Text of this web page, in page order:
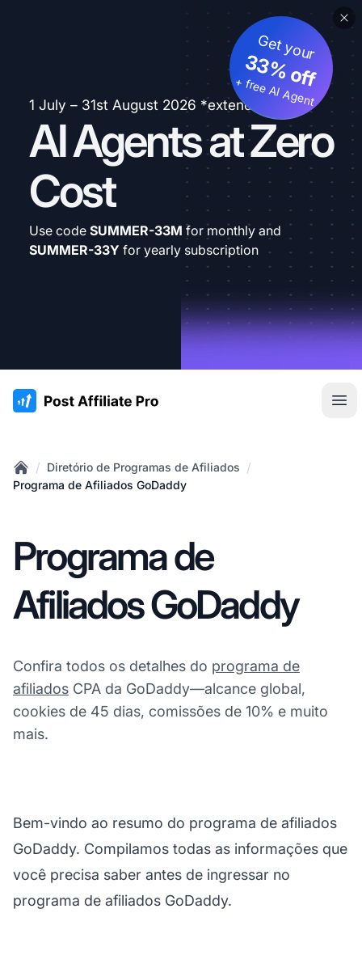
1 July – 31st August 2026 *extended
AI Agents at Zero
Cost
Get your
33% off
+ free AI Agent
Use code SUMMER-33M for monthly and
SUMMER-33Y for yearly subscription
:site.title
Home
/ Diretório de Programas de Afiliados /
Programa de Afiliados GoDaddy
Programa de
Afiliados GoDaddy
Confira todos os detalhes do programa de
afiliados CPA da GoDaddy—alcance global,
cookies de 45 dias, comissões de 10% e muito
mais.
Bem-vindo ao resumo do programa de afiliados
GoDaddy. Compilamos todas as informações que
você precisa saber antes de ingressar no
programa de afiliados GoDaddy.